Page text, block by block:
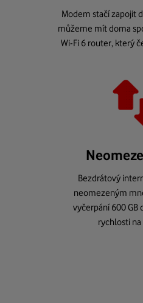
Modem stačí zapojit
můžeme mít doma
Wi-Fi 6 router, který
Bezdrátový
neomezeným
vyčerpání 600 GB
rychlosti